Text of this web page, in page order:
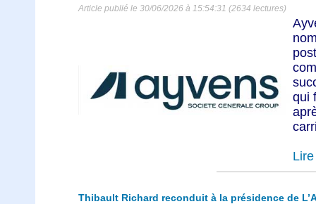
Article publié le 30/06/2026 à 15:54:31 (2634 lectures)
qui
Thibault Richard reconduit à la présidence de